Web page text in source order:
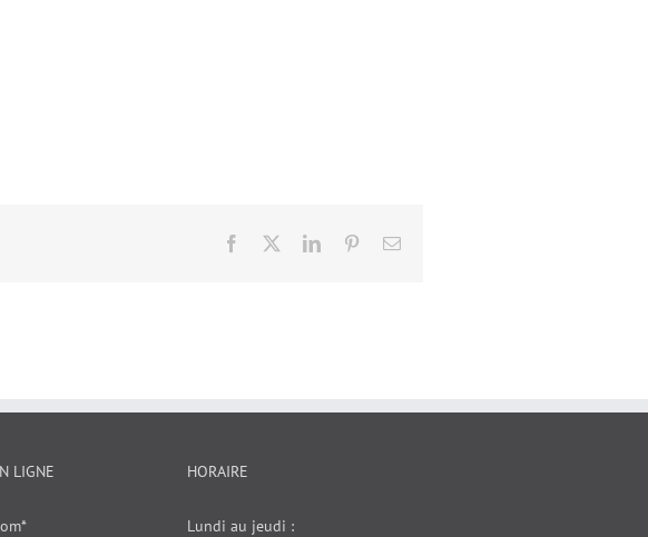
Facebook LinkedInPinterestEmail
LIGNE HORAIRE
Lundi au jeudi :